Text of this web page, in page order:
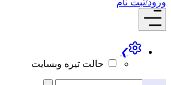
حالت تیره وبسایت